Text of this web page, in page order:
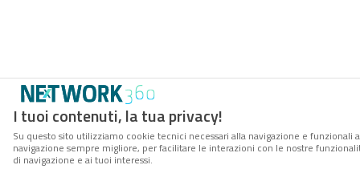
I tuoi contenuti, la tua privacy!
Su questo sito utilizziamo cookie tecnici necessari alla navigazione e
navigazione sempre migliore, per facilitare le interazioni con le nostre
di navigazione e ai tuoi interessi.